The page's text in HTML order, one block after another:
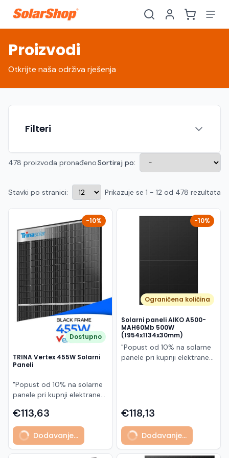
Hrvatski EN
Crnogorski
MK Македонски
Proizvodi
Otkrijte naša održiva rješenja
Filteri
478 proizvoda pronađenoSortiraj po:
Stavki po stranici: Prikazuje se 1 - 12 od 478 rezultata
-10%
Dostupno
TRINA Vertex 455W Solarni
Paneli
"Popust od 10% na solarne
panele pri kupnji elektrane
Model TSM-455NEG9R.28
predstavlja napredni
glass/glass N-type solarni
modul s visokom
učinkovitošću, dugim
€113,63
Dodavanje...
-10%
Ograničena količina
Solarni paneli AIKO A500-
MAH60Mb 500W
(1954x1134x30mm)
"Popust od 10% na solarne
panele pri kupnji elektrane
500 W iz Neostar 2S serije,
baziran na naprednoj N-
type ABC (All Back Contact)
tehnologiji. Ovaj panel je
namijenjen za moderne
€118,13
Dodavanje...